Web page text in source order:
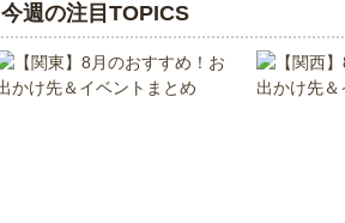
今週の注目TOPICS